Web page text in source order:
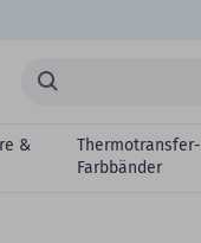
Suchen...
&
Thermotransfer-
Farbbänder